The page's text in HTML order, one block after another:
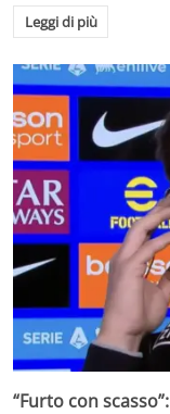
Leggi di più
“Furto con